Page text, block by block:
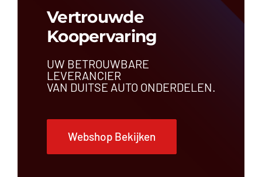
Vertrouwde
Koopervaring
UW BETROUWBARE
LEVERANCIER
VAN DUITSE AUTO ONDERDELEN.
Webshop Bekijken